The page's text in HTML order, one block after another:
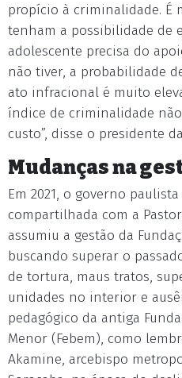
propício à criminalidade. É
tenham a possibilidade de
adolescente precisa do
não tiver, a probabilidade
ato infracional é muito
índice de criminalidade
custo”, disse o presidente
Mudanças na
Em 2021, o governo
compartilhada com a
assumiu a gestão da
buscando superar o
de tortura, maus tratos,
unidades no interior e
pedagógico da antiga
Menor (Febem), como
Akamine, arcebispo